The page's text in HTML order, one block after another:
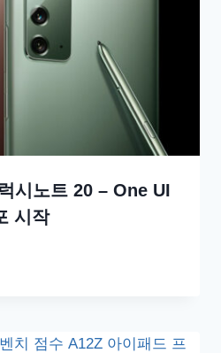
시노트 20 – One UI
시작